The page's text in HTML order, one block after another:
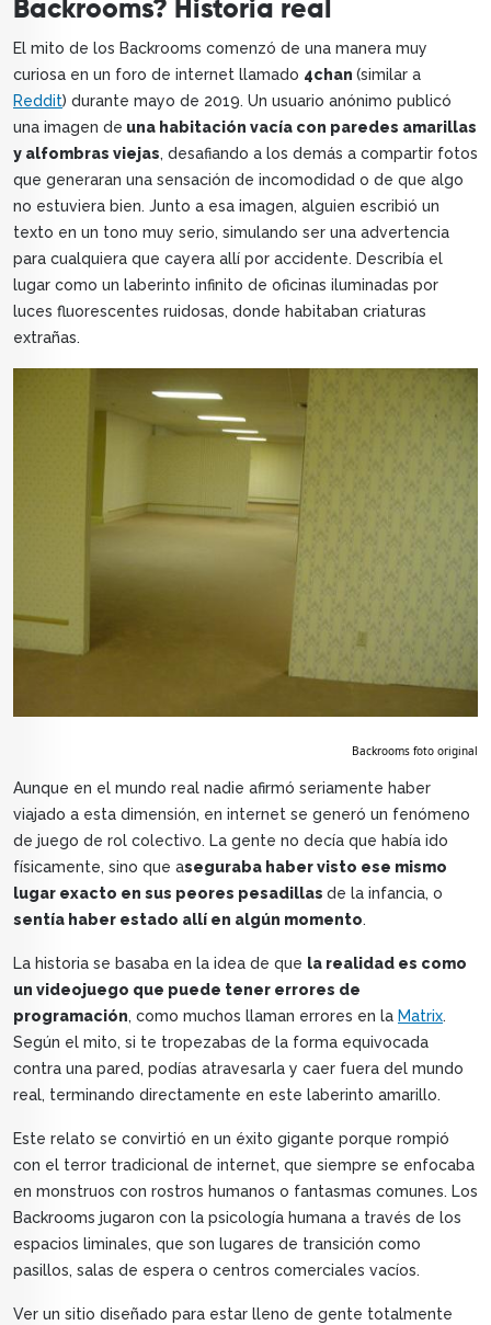
Backrooms? Historia real
El mito de los Backrooms comenzó de una manera muy
curiosa en un foro de internet llamado 4chan (similar a
Reddit) durante mayo de 2019. Un usuario anónimo publicó
una imagen de una habitación vacía con paredes amarillas
y alfombras viejas, desafiando a los demás a compartir fotos
que generaran una sensación de incomodidad o de que algo
no estuviera bien. Junto a esa imagen, alguien escribió un
texto en un tono muy serio, simulando ser una advertencia
para cualquiera que cayera allí por accidente. Describía el
lugar como un laberinto infinito de oficinas iluminadas por
luces fluorescentes ruidosas, donde habitaban criaturas
extrañas.
Backrooms foto original
Aunque en el mundo real nadie afirmó seriamente haber
viajado a esta dimensión, en internet se generó un fenómeno
de juego de rol colectivo. La gente no decía que había ido
físicamente, sino que aseguraba haber visto ese mismo
lugar exacto en sus peores pesadillas de la infancia, o
sentía haber estado allí en algún momento.
La historia se basaba en la idea de que la realidad es como
un videojuego que puede tener errores de
programación, como muchos llaman errores en la Matrix.
Según el mito, si te tropezabas de la forma equivocada
contra una pared, podías atravesarla y caer fuera del mundo
real, terminando directamente en este laberinto amarillo.
Este relato se convirtió en un éxito gigante porque rompió
con el terror tradicional de internet, que siempre se enfocaba
en monstruos con rostros humanos o fantasmas comunes. Los
Backrooms jugaron con la psicología humana a través de los
espacios liminales, que son lugares de transición como
pasillos, salas de espera o centros comerciales vacíos.
Ver un sitio diseñado para estar lleno de gente totalmente